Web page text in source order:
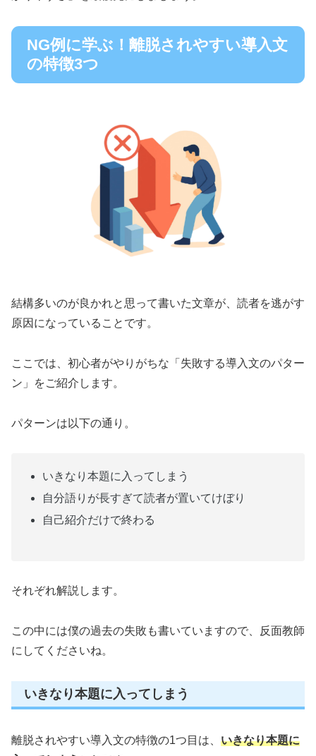
NG例に学ぶ！離脱されやすい導入文
の特徴3つ
結構多いのが良かれと思って書いた文章が、読者を逃がす
原因になっていることです。
ここでは、初心者がやりがちな「失敗する導入文のパター
ン」をご紹介します。
パターンは以下の通り。
いきなり本題に入ってしまう
自分語りが長すぎて読者が置いてけぼり
自己紹介だけで終わる
それぞれ解説します。
この中には僕の過去の失敗も書いていますので、反面教師
にしてくださいね。
いきなり本題に入ってしまう
離脱されやすい導入文の特徴の1つ目は、 いきなり本題に